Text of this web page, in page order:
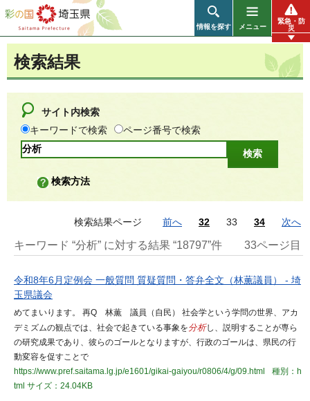
彩の国 埼玉県
情報を探す メニュー
緊急・防
災
検索結果
サイト内検索
キーワードで検索
ページ番号で検索
検索方法
検索結果ページ 前へ 32 33 34 次へ
キーワード “分析” に対する結果 “18797”件 33ページ目
令和8年6月定例会 一般質問 質疑質問・答弁全文（林薫議員） - 埼
玉県議会
めてまいります。 再Q 林薫 議員（自民） 社会学という学問の世界、アカ
デミズムの観点では、社会で起きている事象を分析し、説明することが専ら
の研究成果であり、彼らのゴールとなりますが、行政のゴールは、県民の行
動変容を促すことで
https://www.pref.saitama.lg.jp/e1601/gikai-gaiyou/r0806/4/g/09.html
種別：h
tml サイズ：24.04KB